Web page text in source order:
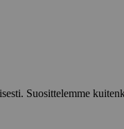
Suosittelemme